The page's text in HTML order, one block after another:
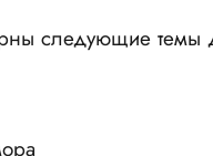
следующие темы